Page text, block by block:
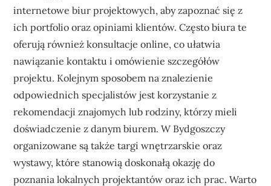
internetowe biur projektowych, aby zapoznać się z
ich portfolio oraz opiniami klientów. Często biura te
oferują również konsultacje online, co ułatwia
nawiązanie kontaktu i omówienie szczegółów
projektu. Kolejnym sposobem na znalezienie
odpowiednich specjalistów jest korzystanie z
rekomendacji znajomych lub rodziny, którzy mieli
doświadczenie z danym biurem. W Bydgoszczy
organizowane są także targi wnętrzarskie oraz
wystawy, które stanowią doskonałą okazję do
poznania lokalnych projektantów oraz ich prac. Warto